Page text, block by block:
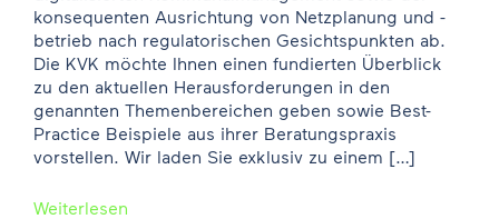
konsequenten Ausrichtung von Netzplanung und -
betrieb nach regulatorischen Gesichtspunkten ab.
Die KVK möchte Ihnen einen fundierten Überblick
zu den aktuellen Herausforderungen in den
genannten Themenbereichen geben sowie Best-
Practice Beispiele aus ihrer Beratungspraxis
vorstellen. Wir laden Sie exklusiv zu einem […]
Weiterlesen